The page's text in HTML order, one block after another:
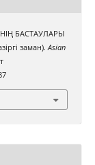
БАСТАУЛАРЫ
заман).Asian